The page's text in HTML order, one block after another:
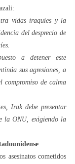
vidas iraquíes y la
del desprecio de
a detener este
sus agresiones, a
compromiso de calma
Irak debe presentar
la ONU, exigiendo la
asesinatos cometidos